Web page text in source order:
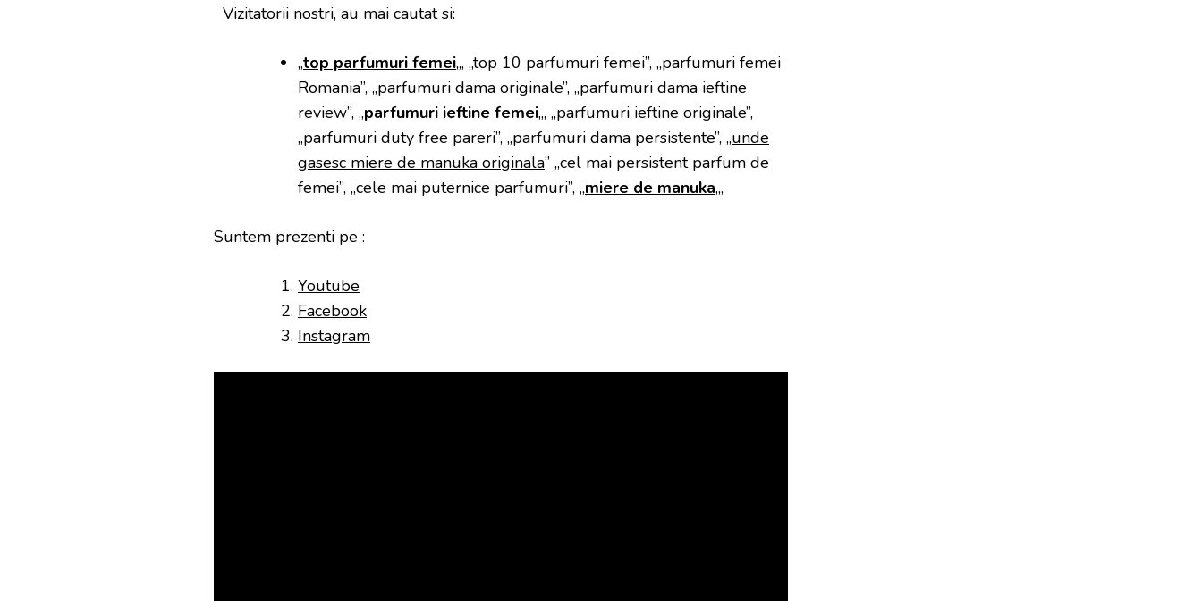
Vizitatorii nostri, au mai cautat si:
„top parfumuri femei„, „top 10 parfumuri femei”, „parfumuri femei
Romania”, „parfumuri dama originale”, „parfumuri dama ieftine
review”, „parfumuri ieftine femei„, „parfumuri ieftine originale”,
„parfumuri duty free pareri”, „parfumuri dama persistente”, „unde
gasesc miere de manuka originala” „cel mai persistent parfum de
femei”, „cele mai puternice parfumuri”, „miere de manuka„,
Suntem prezenti pe :
Youtube
Facebook
Instagram